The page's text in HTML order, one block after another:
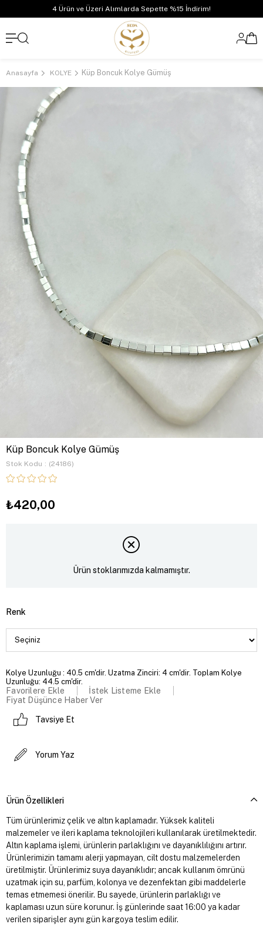
4 Ürün ve Üzeri Alımlarda Sepette %15 İndirim!
Anasayfa KOLYE Küp Boncuk Kolye Gümüş
Küp Boncuk Kolye Gümüş
Stok Kodu (24186)
₺420,00
Ürün stoklarımızda kalmamıştır.
Renk
Kolye Uzunluğu : 40.5 cm'dir. Uzatma Zinciri: 4 cm'dir. Toplam Kolye
Uzunluğu: 44.5 cm'dir.
Favorilere Ekle
İstek Listeme Ekle
Fiyat Düşünce Haber Ver
Tavsiye Et
Yorum Yaz
Ürün Özellikleri
Tüm ürünlerimiz çelik ve altın kaplamadır. Yüksek kaliteli
malzemeler ve ileri kaplama teknolojileri kullanılarak üretilmektedir.
Altın kaplama işlemi, ürünlerin parlaklığını ve dayanıklılığını artırır.
Ürünlerimizin tamamı alerji yapmayan, cilt dostu malzemelerden
üretilmiştir. Ürünlerimiz suya dayanıklıdır; ancak kullanım ömrünü
uzatmak için su, parfüm, kolonya ve dezenfektan gibi maddelerle
temas etmemesi önerilir. Bu sayede, ürünlerin parlaklığı ve
kaplaması uzun süre korunur. İş günlerinde saat 16:00 ya kadar
verilen siparişler aynı gün kargoya teslim edilir.